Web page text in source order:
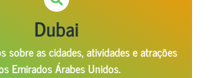
Dubai
sobre as cidades, atividades e atrações
Emirados Árabes Unidos.